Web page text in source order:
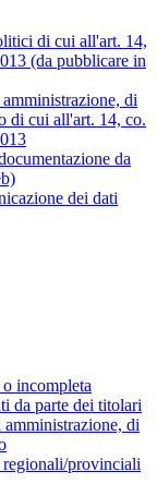
di cui all'art. 14,
(da pubblicare in
di
di cui all'art. 14, co.
da
dei dati
incompleta
da parte dei titolari
di
provinciali